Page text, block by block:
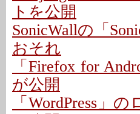
トを公開
SonicWallの「
おそれ
「Firefox for
が公開
「WordPress」